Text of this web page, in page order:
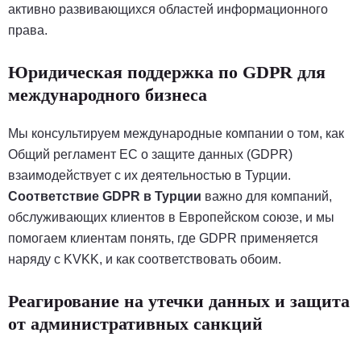
активно развивающихся областей информационного
права.
Юридическая поддержка по GDPR для
международного бизнеса
Мы консультируем международные компании о том, как
Общий регламент ЕС о защите данных (GDPR)
взаимодействует с их деятельностью в Турции.
Соответствие GDPR в Турции важно для компаний,
обслуживающих клиентов в Европейском союзе, и мы
помогаем клиентам понять, где GDPR применяется
наряду с KVKK, и как соответствовать обоим.
Реагирование на утечки данных и защита
от административных санкций